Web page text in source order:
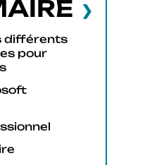
différents
pour